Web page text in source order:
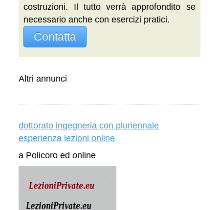
costruzioni. Il tutto verrà approfondito se
necessario anche con esercizi pratici.
Contatta
Altri annunci
dottorato ingegneria con pluriennale
esperienza lezioni online
a Policoro ed online